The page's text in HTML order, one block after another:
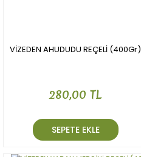
VİZEDEN AHUDUDU REÇELİ (400Gr)
280,00 TL
SEPETE EKLE